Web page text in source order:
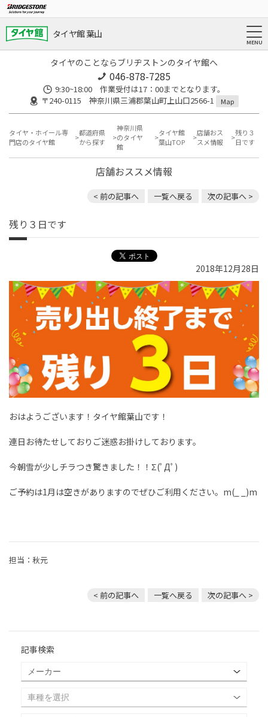
タイヤ館 葉山
タイヤのことならブリヂストンのタイヤ館へ
046-878-7285
9:30~18:00 作業受付は17：00までとなります。
〒240-0115 神奈川県三浦郡葉山町上山口2566-1
Map
タイヤ・ホイール専
門店のタイヤ館
都道府県
から探す
神奈川県
のタイヤ
館
タイヤ館
葉山TOP
店舗おス
スメ情報
残り３
日です
店舗おススメ情報
< 前の記事へ 一覧へ戻る 次の記事へ >
残り３日です
2018年12月28日
おはようございます！タイヤ館葉山です！
連日お待たせしておりご迷惑お掛けしております。
今朝雪が少しチラつき驚きました！！Σ(ﾟДﾟ)
ご予約は1月は空きがありますのでぜひご利用ください。m(_ _)m
担当：秋元
< 前の記事へ 一覧へ戻る 次の記事へ >
記事検索